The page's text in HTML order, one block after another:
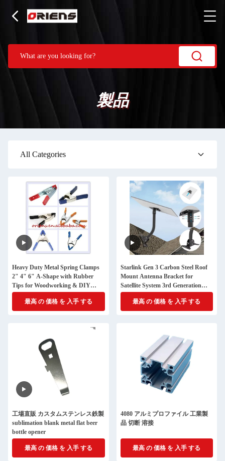
製品
All Categories
Heavy Duty Metal Spring Clamps
2" 4" 6" A-Shape with Rubber
Tips for Woodworking & DIY
Projects
最高 の 価格 を 入手 する
Starlink Gen 3 Carbon Steel Roof
Mount Antenna Bracket for
Satellite System 3rd Generation
Bracket
最高 の 価格 を 入手 する
工場直販 カスタムステンレス鉄製
sublimation blank metal flat beer
bottle opener
最高 の 価格 を 入手 する
4080 アルミプロファイル 工業製
品 切断 溶接
最高 の 価格 を 入手 する